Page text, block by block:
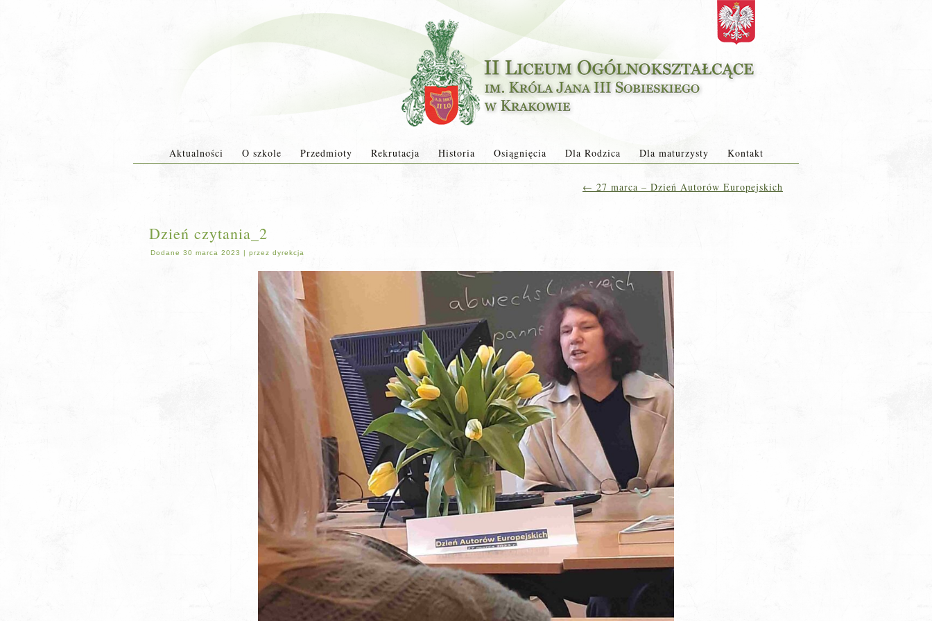
Aktualności O szkole Przedmioty Rekrutacja Historia Osiągnięcia Dla Rodzica Dla maturzysty Kontakt
← 27 marca – Dzień Autorów Europejskich
Dzień czytania_2
Dodane 30 marca 2023 | przez dyrekcja